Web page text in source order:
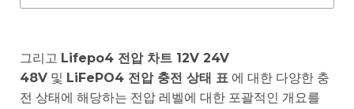
그리고 Lifepo4 전압 차트 12V 24V
48V 및 LiFePO4 전압 충전 상태 표 에 대한 다양한 충
전 상태에 해당하는 전압 레벨에 대한 포괄적인 개요를